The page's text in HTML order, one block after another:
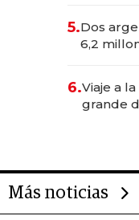
para
5.Dos
6,2
6.Viaje a
grande
Más noticias